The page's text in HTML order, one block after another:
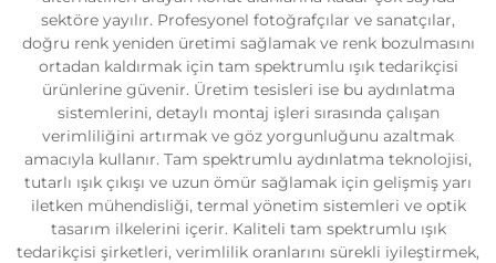
sektöre yayılır. Profesyonel fotoğrafçılar ve sanatçılar,
doğru renk yeniden üretimi sağlamak ve renk bozulmasını
ortadan kaldırmak için tam spektrumlu ışık tedarikçisi
ürünlerine güvenir. Üretim tesisleri ise bu aydınlatma
sistemlerini, detaylı montaj işleri sırasında çalışan
verimliliğini artırmak ve göz yorgunluğunu azaltmak
amacıyla kullanır. Tam spektrumlu aydınlatma teknolojisi,
tutarlı ışık çıkışı ve uzun ömür sağlamak için gelişmiş yarı
iletken mühendisliği, termal yönetim sistemleri ve optik
tasarım ilkelerini içerir. Kaliteli tam spektrumlu ışık
tedarikçisi şirketleri, verimlilik oranlarını sürekli iyileştirmek,